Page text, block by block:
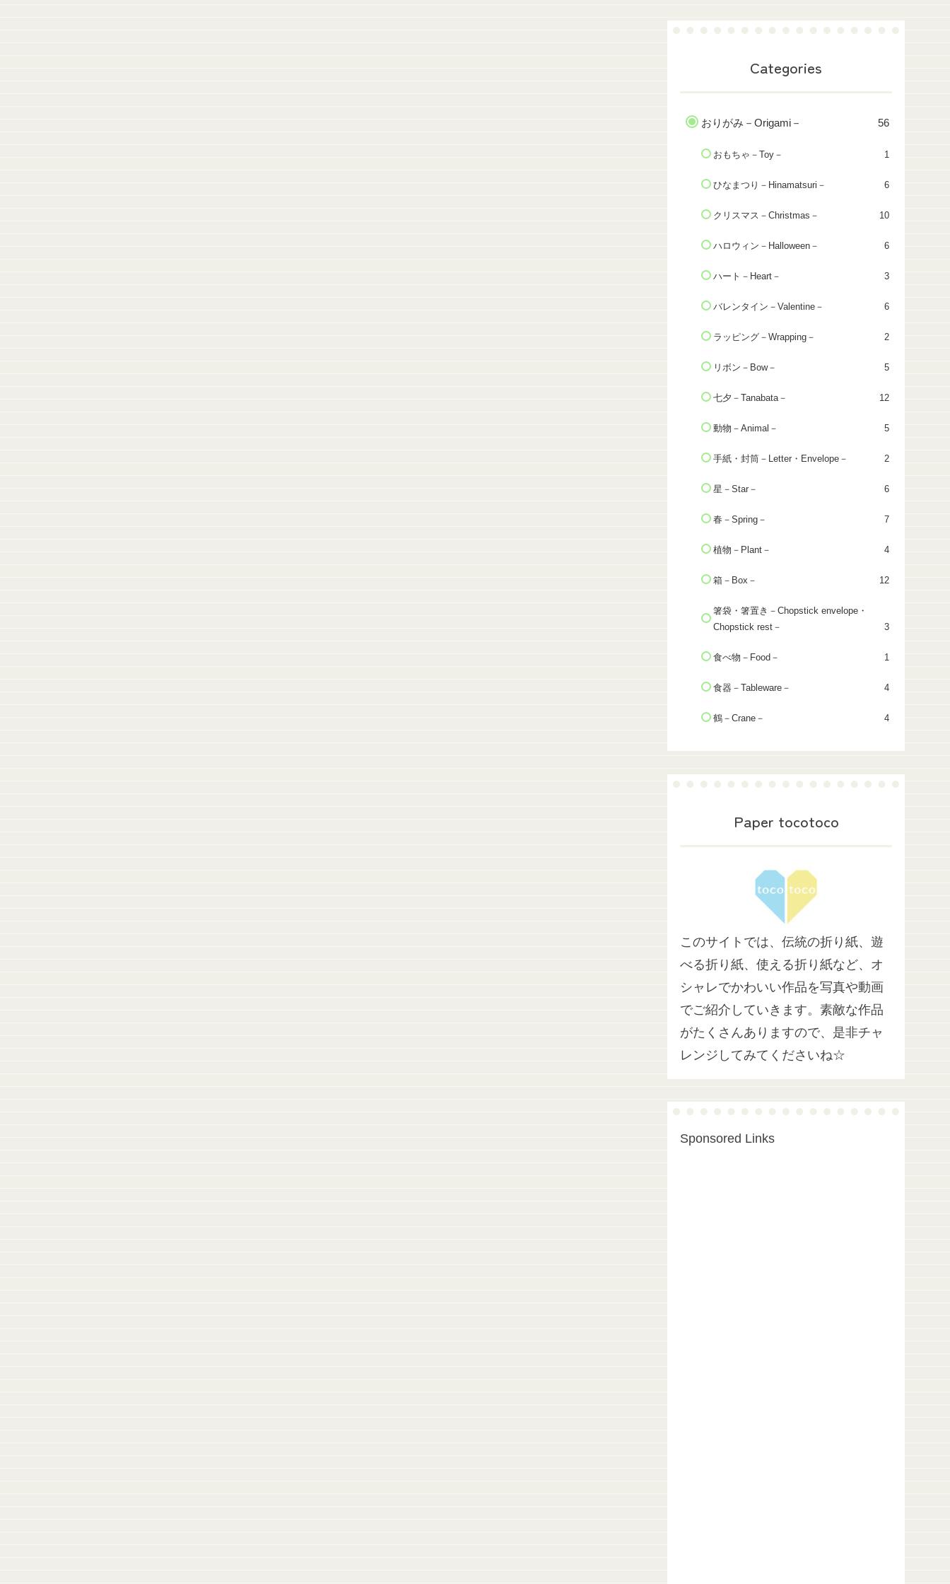
Categories
おりがみ－Origami－ 56
おもちゃ－Toy－ 1
ひなまつり－Hinamatsuri－ 6
クリスマス－Christmas－ 10
ハロウィン－Halloween－ 6
ハート－Heart－ 3
バレンタイン－Valentine－ 6
ラッピング－Wrapping－ 2
リボン－Bow－ 5
七夕－Tanabata－ 12
動物－Animal－ 5
手紙・封筒－Letter・Envelope－ 2
星－Star－ 6
春－Spring－ 7
植物－Plant－ 4
箱－Box－ 12
箸袋・箸置き－Chopstick envelope・
Chopstick rest－
3
食べ物－Food－ 1
食器－Tableware－ 4
鶴－Crane－ 4
Paper tocotoco
このサイトでは、伝統の折り紙、遊
べる折り紙、使える折り紙など、オ
シャレでかわいい作品を写真や動画
でご紹介していきます。素敵な作品
がたくさんありますので、是非チャ
レンジしてみてくださいね☆
Sponsored Links